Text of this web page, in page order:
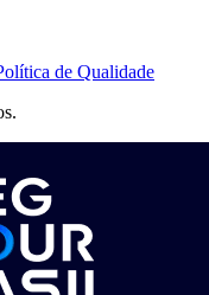
de Qualidade